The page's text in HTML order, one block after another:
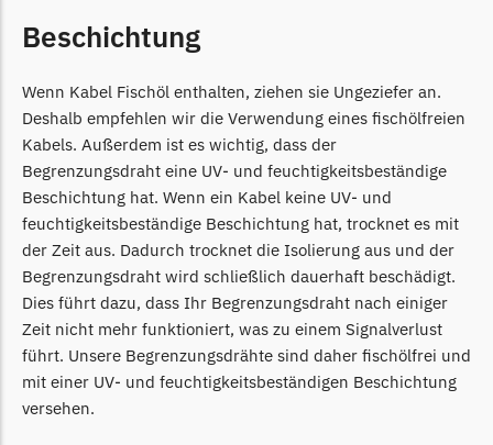
Sunseeker
TECH Line
TECH Line Messer
Begrenzungsdraht
Texas
Texas Messer
Begrenzungsdraht
Wiper
Wiper Messer
Begrenzungsdraht
Beschichtung
Wenn Kabel Fischöl enthalten, ziehen sie Ungeziefer an.
Deshalb empfehlen wir die Verwendung eines fischölfreien
Kabels. Außerdem ist es wichtig, dass der
Begrenzungsdraht eine UV- und feuchtigkeitsbeständige
Beschichtung hat. Wenn ein Kabel keine UV- und
feuchtigkeitsbeständige Beschichtung hat, trocknet es mit
der Zeit aus. Dadurch trocknet die Isolierung aus und der
Begrenzungsdraht wird schließlich dauerhaft beschädigt.
Dies führt dazu, dass Ihr Begrenzungsdraht nach einiger
Zeit nicht mehr funktioniert, was zu einem Signalverlust
führt. Unsere Begrenzungsdrähte sind daher fischölfrei und
mit einer UV- und feuchtigkeitsbeständigen Beschichtung
versehen.